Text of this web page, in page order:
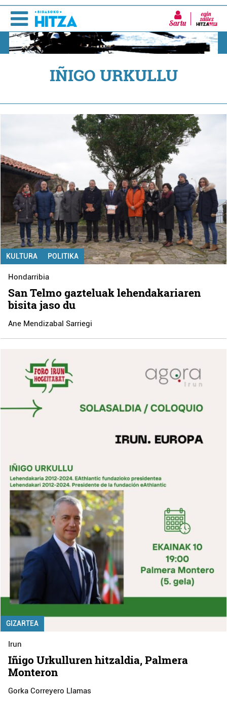
Sartu
IÑIGO URKULLU
KULTURA POLITIKA
Hondarribia
San Telmo gazteluak lehendakariaren
bisita jaso du
Ane Mendizabal Sarriegi
GIZARTEA
Irun
Iñigo Urkulluren hitzaldia, Palmera
Monteron
Gorka Correyero Llamas